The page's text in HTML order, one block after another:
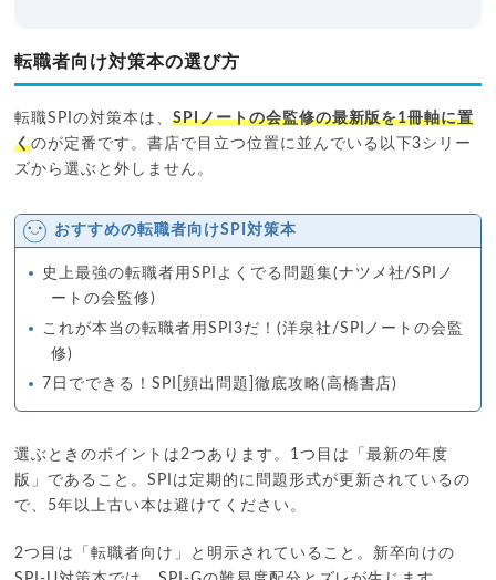
転職者向け対策本の選び方
転職SPIの対策本は、 SPIノートの会監修の最新版を1冊軸に置
くのが定番です。書店で目立つ位置に並んでいる以下3シリー
ズから選ぶと外しません。
おすすめの転職者向けSPI対策本
史上最強の転職者用SPIよくでる問題集(ナツメ社/SPIノ
ートの会監修)
これが本当の転職者用SPI3だ！(洋泉社/SPIノートの会監
修)
7日でできる！SPI[頻出問題]徹底攻略(高橋書店)
選ぶときのポイントは2つあります。1つ目は「最新の年度
版」であること。SPIは定期的に問題形式が更新されているの
で、5年以上古い本は避けてください。
2つ目は「転職者向け」と明示されていること。新卒向けの